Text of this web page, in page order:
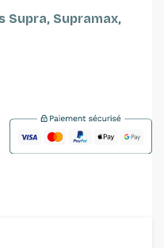
Supra, Supramax,